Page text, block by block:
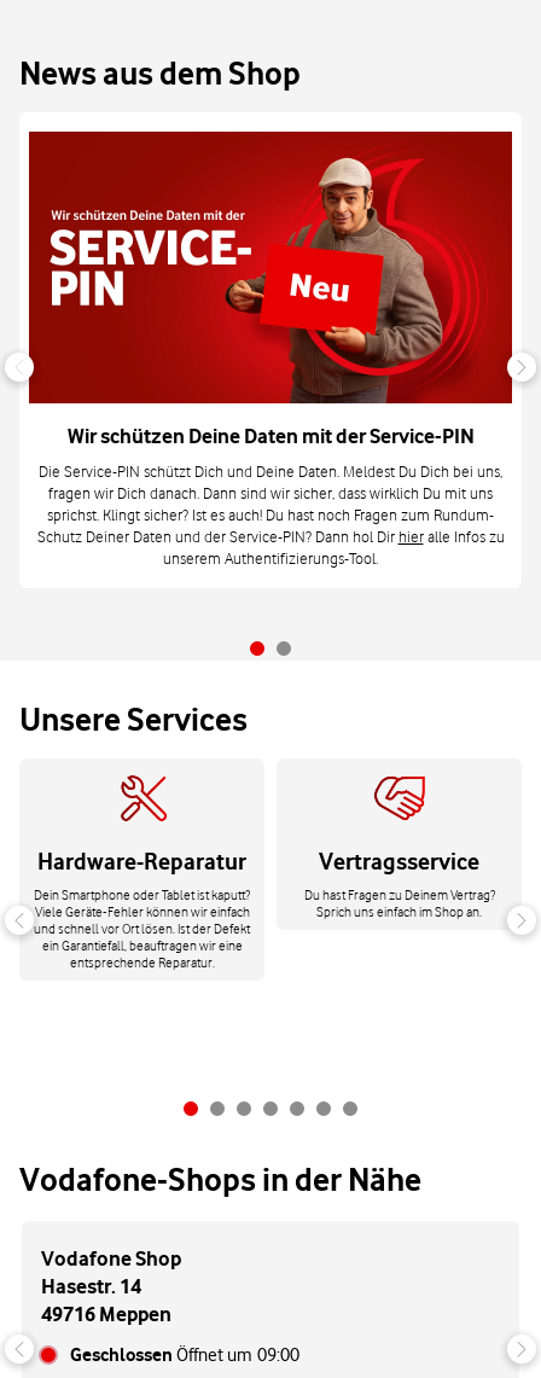
News aus dem Shop
Wir schützen Deine Daten mit der Service-PIN
Die Service-PIN schützt Dich und Deine Daten. Meldest Du Dich bei uns,
fragen wir Dich danach. Dann sind wir sicher, dass wirklich Du mit uns
sprichst. Klingt sicher? Ist es auch! Du hast noch Fragen zum Rundum-
Schutz Deiner Daten und der Service-PIN? Dann hol Dir hieralle Infos zu
unserem Authentifizierungs-Tool.
Unsere Services
Hardware-Reparatur
Dein Smartphone oder Tablet ist kaputt?
Viele Geräte-Fehler können wir einfach
und schnell vor Ort lösen. Ist der Defekt
ein Garantiefall, beauftragen wir eine
entsprechende Reparatur.
Vertragsservice
Du hast Fragen zu Deinem Vertrag?
Sprich uns einfach im Shop an.
Vodafone-Shops in der Nähe
Vodafone Shop
Hasestr. 14
49716 Meppen
Geschlossen Öffnet um 09:00